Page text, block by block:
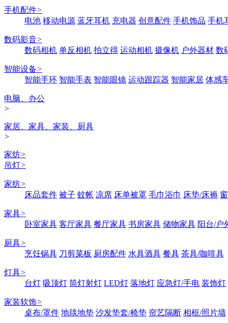
手机配件>
电池 移动电源 蓝牙耳机 充电器 创意配件 手机饰品 手机
数码影音>
数码相机 单反相机 拍立得 运动相机 摄像机 户外器材 数
智能设备>
智能手环 智能手表 智能眼镜 运动跟踪器 智能家居 体感
电脑、办公
>
家居、家具、家装、厨具
>
家纺>
吊灯>
家纺>
床品套件 被子 蚊帐 凉席 床单被罩 毛巾浴巾 床垫/床褥
家具>
卧室家具 客厅家具 餐厅家具 书房家具 储物家具 阳台/户
厨具>
烹饪锅具 刀剪菜板 厨房配件 水具酒具 餐具 茶具/咖啡具
灯具>
台灯 吸顶灯 筒灯射灯 LED灯 落地灯 应急灯/手电 装饰灯
家装软饰>
桌布/罩件 地毯地垫 沙发垫套/椅垫 帘艺隔断 相框/照片墙